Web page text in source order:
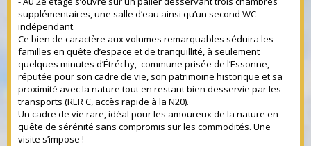
supplémentaires, une salle d’eau ainsi qu’un second WC
indépendant.
Ce bien de caractère aux volumes remarquables séduira les
familles en quête d’espace et de tranquillité, à seulement
quelques minutes d’Étréchy, commune prisée de l’Essonne,
réputée pour son cadre de vie, son patrimoine historique et sa
proximité avec la nature tout en restant bien desservie par les
transports (RER C, accès rapide à la N20).
Un cadre de vie rare, idéal pour les amoureux de la nature en
quête de sérénité sans compromis sur les commodités. Une
visite s’impose !